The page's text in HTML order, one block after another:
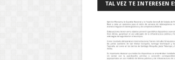
TAL VEZ TE INTERESEN